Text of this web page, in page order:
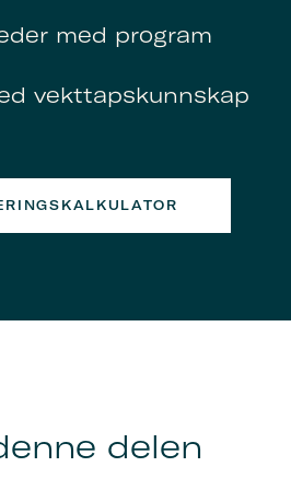
med program
vekttapskunnskap
delen